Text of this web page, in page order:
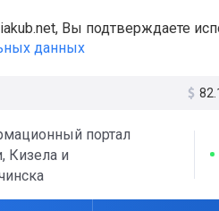
Вы подтверждаете
данных
портал
Кизела и